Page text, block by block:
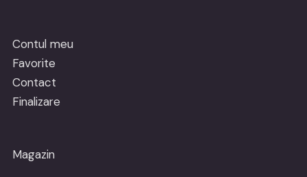
Contul meu
Favorite
Contact
Finalizare
Magazin